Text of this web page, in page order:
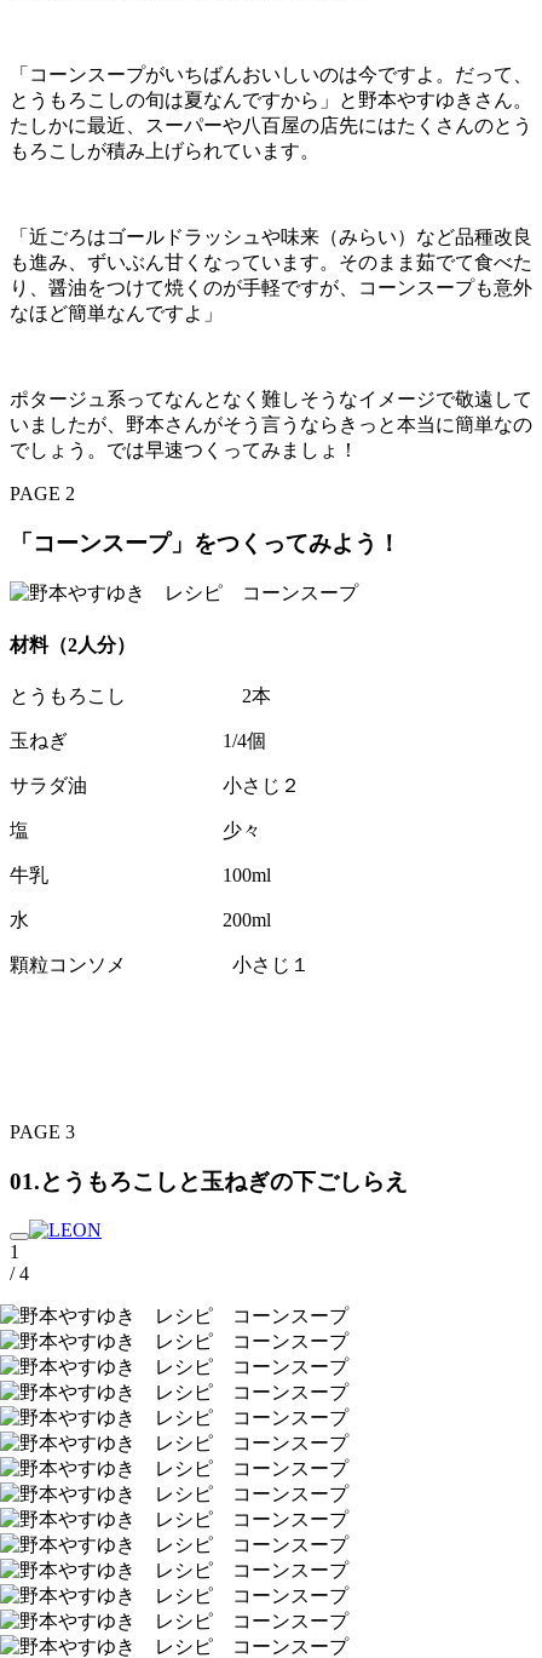
「コーンスープがいちばんおいしいのは今ですよ。だって、
とうもろこしの旬は夏なんですから」と野本やすゆきさん。
たしかに最近、スーパーや八百屋の店先にはたくさんのとう
もろこしが積み上げられています。
「近ごろはゴールドラッシュや味来（みらい）など品種改良
も進み、ずいぶん甘くなっています。そのまま茹でて食べた
り、醤油をつけて焼くのが手軽ですが、コーンスープも意外
なほど簡単なんですよ」
ポタージュ系ってなんとなく難しそうなイメージで敬遠して
いましたが、野本さんがそう言うならきっと本当に簡単なの
でしょう。では早速つくってみましょ！
PAGE 2
「コーンスープ」をつくってみよう！
材料（2人分）
とうもろこし 2本
玉ねぎ 1/4個
サラダ油 小さじ２
塩 少々
牛乳 100ml
水 200ml
顆粒コンソメ 小さじ１
PAGE 3
01.とうもろこしと玉ねぎの下ごしらえ
1
/ 4